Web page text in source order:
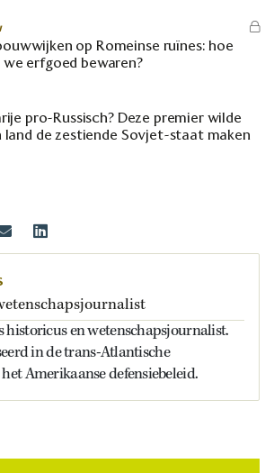
op Romeinse ruïnes: hoe
we erfgoed bewaren?
pro-Russisch? Deze premier wilde
land de zestiende Sovjet-staat maken
historicus en wetenschapsjournalist.
in de trans-Atlantische
Amerikaanse defensiebeleid.